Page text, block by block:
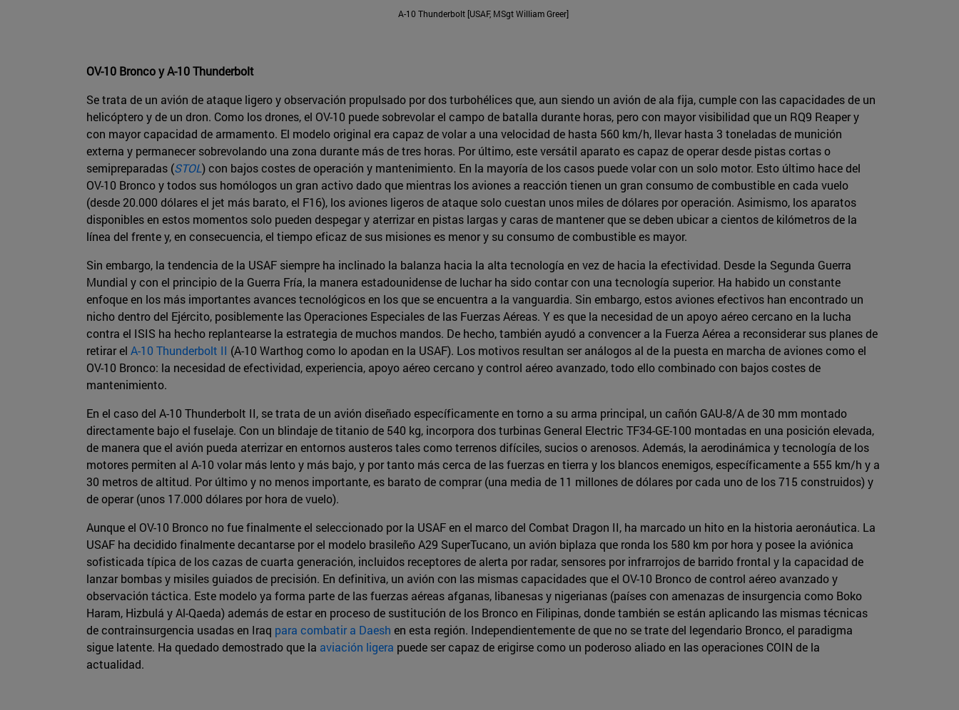
A-10 Thunderbolt [USAF, MSgt William Greer]
OV-10 Bronco y A-10 Thunderbolt
Se trata de un avión de ataque ligero y observación propulsado por dos turbohélices que, aun siendo un avión de ala fija, cumple con las capacidades de un
helicóptero y de un dron. Como los drones, el OV-10 puede sobrevolar el campo de batalla durante horas, pero con mayor visibilidad que un RQ9 Reaper y
con mayor capacidad de armamento. El modelo original era capaz de volar a una velocidad de hasta 560 km/h, llevar hasta 3 toneladas de munición
externa y permanecer sobrevolando una zona durante más de tres horas. Por último, este versátil aparato es capaz de operar desde pistas cortas o
semipreparadas (STOL) con bajos costes de operación y mantenimiento. En la mayoría de los casos puede volar con un solo motor. Esto último hace del
OV-10 Bronco y todos sus homólogos un gran activo dado que mientras los aviones a reacción tienen un gran consumo de combustible en cada vuelo
(desde 20.000 dólares el jet más barato, el F16), los aviones ligeros de ataque solo cuestan unos miles de dólares por operación. Asimismo, los aparatos
disponibles en estos momentos solo pueden despegar y aterrizar en pistas largas y caras de mantener que se deben ubicar a cientos de kilómetros de la
línea del frente y, en consecuencia, el tiempo eficaz de sus misiones es menor y su consumo de combustible es mayor.
Sin embargo, la tendencia de la USAF siempre ha inclinado la balanza hacia la alta tecnología en vez de hacia la efectividad. Desde la Segunda Guerra
Mundial y con el principio de la Guerra Fría, la manera estadounidense de luchar ha sido contar con una tecnología superior. Ha habido un constante
enfoque en los más importantes avances tecnológicos en los que se encuentra a la vanguardia. Sin embargo, estos aviones efectivos han encontrado un
nicho dentro del Ejército, posiblemente las Operaciones Especiales de las Fuerzas Aéreas. Y es que la necesidad de un apoyo aéreo cercano en la lucha
contra el ISIS ha hecho replantearse la estrategia de muchos mandos. De hecho, también ayudó a convencer a la Fuerza Aérea a reconsiderar sus planes de
retirar el A-10 Thunderbolt II (A-10 Warthog como lo apodan en la USAF). Los motivos resultan ser análogos al de la puesta en marcha de aviones como el
OV-10 Bronco: la necesidad de efectividad, experiencia, apoyo aéreo cercano y control aéreo avanzado, todo ello combinado con bajos costes de
mantenimiento.
En el caso del A-10 Thunderbolt II, se trata de un avión diseñado específicamente en torno a su arma principal, un cañón GAU-8/A de 30 mm montado
directamente bajo el fuselaje. Con un blindaje de titanio de 540 kg, incorpora dos turbinas General Electric TF34-GE-100 montadas en una posición elevada,
de manera que el avión pueda aterrizar en entornos austeros tales como terrenos difíciles, sucios o arenosos. Además, la aerodinámica y tecnología de los
motores permiten al A-10 volar más lento y más bajo, y por tanto más cerca de las fuerzas en tierra y los blancos enemigos, específicamente a 555 km/h y a
30 metros de altitud. Por último y no menos importante, es barato de comprar (una media de 11 millones de dólares por cada uno de los 715 construidos) y
de operar (unos 17.000 dólares por hora de vuelo).
Aunque el OV-10 Bronco no fue finalmente el seleccionado por la USAF en el marco del Combat Dragon II, ha marcado un hito en la historia aeronáutica. La
USAF ha decidido finalmente decantarse por el modelo brasileño A29 SuperTucano, un avión biplaza que ronda los 580 km por hora y posee la aviónica
sofisticada típica de los cazas de cuarta generación, incluidos receptores de alerta por radar, sensores por infrarrojos de barrido frontal y la capacidad de
lanzar bombas y misiles guiados de precisión. En definitiva, un avión con las mismas capacidades que el OV-10 Bronco de control aéreo avanzado y
observación táctica. Este modelo ya forma parte de las fuerzas aéreas afganas, libanesas y nigerianas (países con amenazas de insurgencia como Boko
Haram, Hizbulá y Al-Qaeda) además de estar en proceso de sustitución de los Bronco en Filipinas, donde también se están aplicando las mismas técnicas
de contrainsurgencia usadas en Iraq para combatir a Daesh en esta región. Independientemente de que no se trate del legendario Bronco, el paradigma
sigue latente. Ha quedado demostrado que la aviación ligera puede ser capaz de erigirse como un poderoso aliado en las operaciones COIN de la
actualidad.